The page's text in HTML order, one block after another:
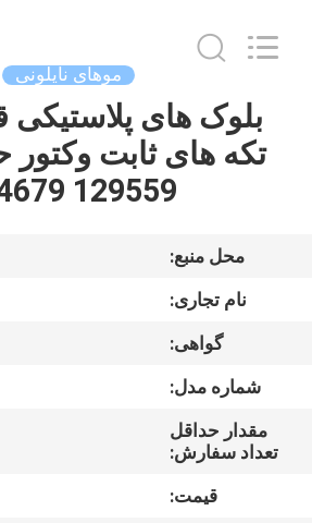
صفحه
اصلی
درباره
کارخانه
EQUIPMENT
CO.,LTD.
موهای نایلونی
بلوک های
تکه های ثابت
129559 704679
محل منبع:
نام تجاری:
گواهی:
شماره مدل:
مقدار حداقل
تعداد سفارش:
قیمت: